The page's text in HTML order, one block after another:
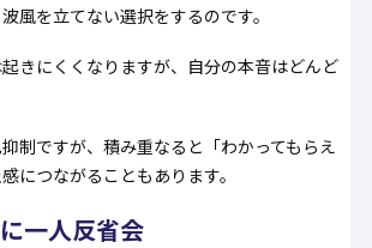
風を立てない選択をするのです。
きにくくなりますが、自分の本音はどんど
制ですが、積み重なると「わかってもらえ
につながることもあります。
一人反省会